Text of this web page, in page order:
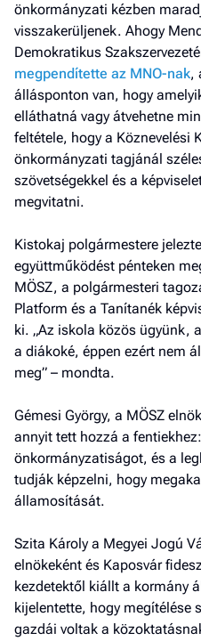
önkormányzati kézben
visszakerüljenek. Ahogy
Demokratikus
megpendítette az MNO-nak,
állásponton van, hogy
elláthatná vagy átvehetne
feltétele, hogy a Köznevelési
önkormányzati tagjánál
szövetségekkel és a
megvitatni.
Kistokaj polgármestere
együttműködést pénteken
MÖSZ, a polgármesteri
Platform és a Tanítanék
ki. „Az iskola közös ügyünk,
a diákoké, éppen ezért nem
meg” – mondta.
Gémesi György, a MÖSZ
annyit tett hozzá a
önkormányzatiságot, és a
tudják képzelni, hogy
államosítását.
Szita Károly a Megyei Jogú
elnökeként és Kaposvár
kezdetektől kiállt a kormány
kijelentette, hogy megítélése
gazdái voltak a